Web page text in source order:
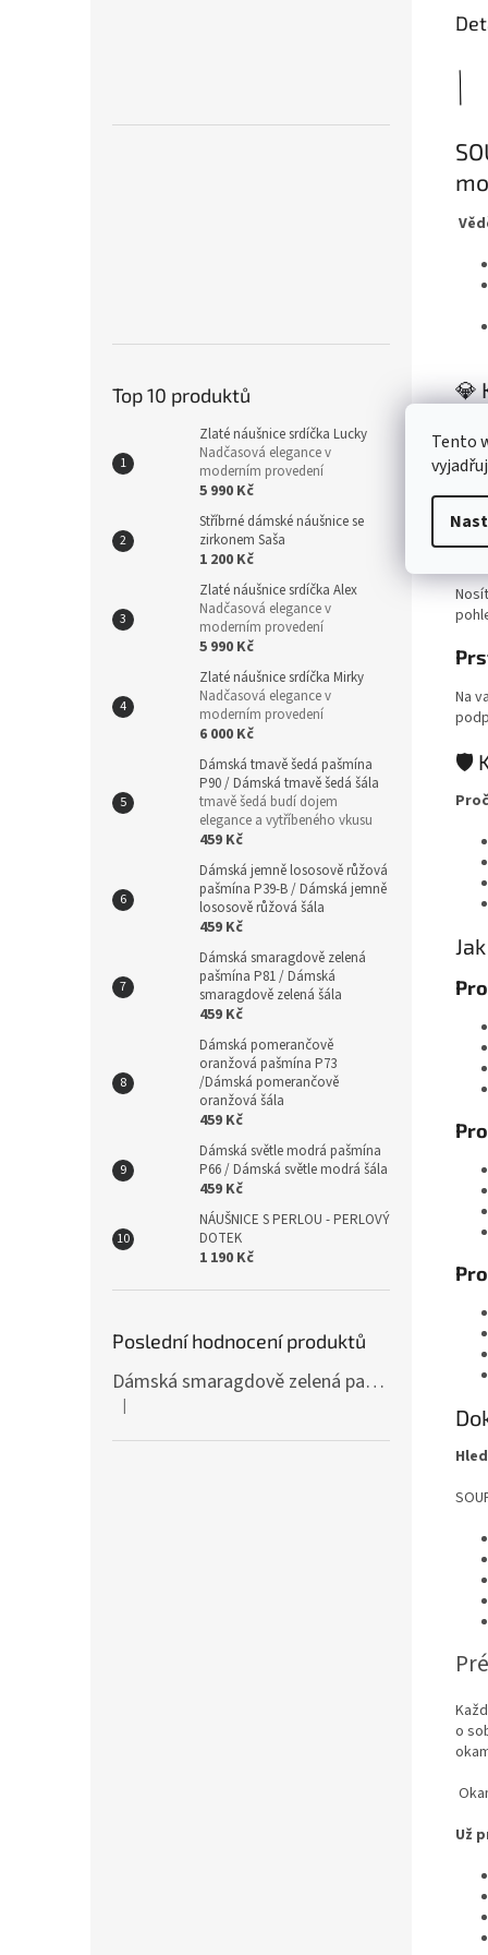
Tento
Top 10 produktů
Zlaté náušnice srdíčka Lucky
Nadčasová elegance v
moderním provedení
5 990 Kč
Stříbrné dámské náušnice se
zirkonem Saša
1 200 Kč
Zlaté náušnice srdíčka Alex
Nadčasová elegance v
moderním provedení
5 990 Kč
Zlaté náušnice srdíčka Mirky
Nadčasová elegance v
moderním provedení
6 000 Kč
Dámská tmavě šedá pašmína
P90 / Dámská tmavě šedá šála
tmavě šedá budí dojem
elegance a vytříbeného vkusu
459 Kč
Dámská jemně lososově růžová
pašmína P39-B / Dámská jemně
lososově růžová šála
459 Kč
Dámská smaragdově zelená
pašmína P81 / Dámská
smaragdově zelená šála
459 Kč
Dámská pomerančově
oranžová pašmína P73
/Dámská pomerančově
oranžová šála
459 Kč
Dámská světle modrá pašmína
P66 / Dámská světle modrá šála
459 Kč
NÁUŠNICE S PERLOU - PERLOVÝ
DOTEK
1 190 Kč
Poslední hodnocení produktů
Dámská smaragdově zelená pašmína P81 / Dámská smaragdově zelená šála
Hodnocení produktu je 4 z 5 hvězdiček.
|
💎
třpyt
Na
🛡️
o
Už